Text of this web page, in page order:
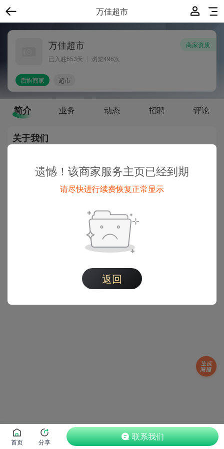
万佳超市
遗憾！该商家服务主页已经到期
请尽快进行续费恢复正常显示
返回
商家资质
万佳超市
已入驻553天 浏览496次
后旗商家 超市
简介 业务 动态 招聘 评论
关于我们
甘旗卡街万佳超市
查看更多动态
首页 分享 联系我们